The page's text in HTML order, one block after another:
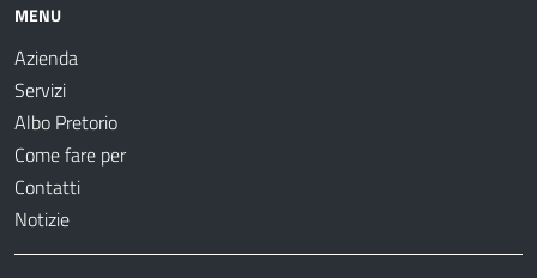
MENU
Azienda
Servizi
Albo Pretorio
Come fare per
Contatti
Notizie